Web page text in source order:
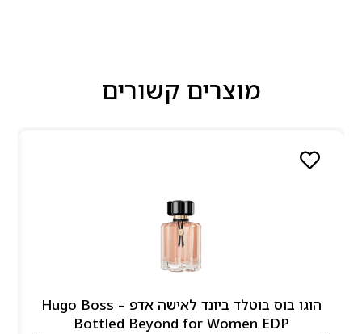
מוצרים קשורים
הוגו בוס בוטלד ביונד לאישה אדפ – Hugo Boss
Bottled Beyond for Women EDP